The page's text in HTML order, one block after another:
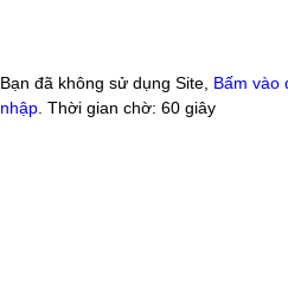
Bạn đã không sử dụng Site, Bấm vào
nhập . Thời gian chờ: 60 giây